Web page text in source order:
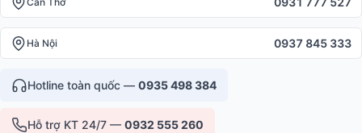
Hà Nội 0937 845 333
Hotline toàn quốc — 0935 498 384
Hỗ trợ KT 24/7 — 0932 555 260